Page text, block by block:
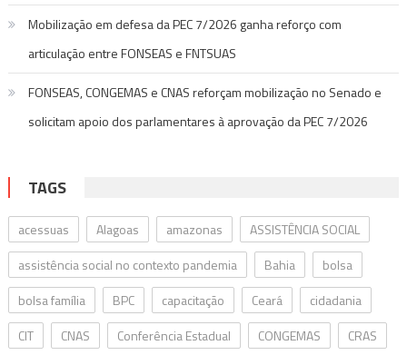
Mobilização em defesa da PEC 7/2026 ganha reforço com
articulação entre FONSEAS e FNTSUAS
FONSEAS, CONGEMAS e CNAS reforçam mobilização no Senado e
solicitam apoio dos parlamentares à aprovação da PEC 7/2026
TAGS
acessuas Alagoas amazonas
ASSISTÊNCIA SOCIAL
assistência social no contexto pandemia
Bahia
bolsa
bolsa família
BPC capacitação Ceará
cidadania
CIT
CNAS Conferência Estadual CONGEMAS
CRAS